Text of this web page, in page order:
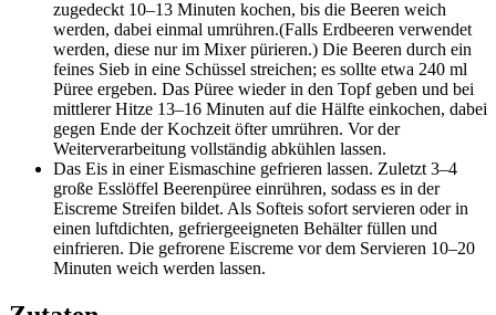
zugedeckt 10–13 Minuten kochen, bis die Beeren weich
werden, dabei einmal umrühren.(Falls Erdbeeren verwendet
werden, diese nur im Mixer pürieren.) Die Beeren durch ein
feines Sieb in eine Schüssel streichen; es sollte etwa 240 ml
Püree ergeben. Das Püree wieder in den Topf geben und bei
mittlerer Hitze 13–16 Minuten auf die Hälfte einkochen, dabei
gegen Ende der Kochzeit öfter umrühren. Vor der
Weiterverarbeitung vollständig abkühlen lassen.
Das Eis in einer Eismaschine gefrieren lassen. Zuletzt 3–4
große Esslöffel Beerenpüree einrühren, sodass es in der
Eiscreme Streifen bildet. Als Softeis sofort servieren oder in
einen luftdichten, gefriergeeigneten Behälter füllen und
einfrieren. Die gefrorene Eiscreme vor dem Servieren 10–20
Minuten weich werden lassen.